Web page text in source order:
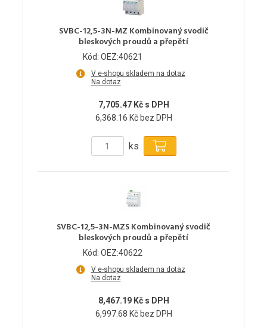
SVBC-12,5-3N-MZ Kombinovaný svodič
bleskových proudů a přepětí
Kód: OEZ:40621
V e-shopu skladem na dotaz
Na dotaz
7,705.47 Kč s DPH
6,368.16 Kč bez DPH
ks
SVBC-12,5-3N-MZS Kombinovaný svodič
bleskových proudů a přepětí
Kód: OEZ:40622
V e-shopu skladem na dotaz
Na dotaz
8,467.19 Kč s DPH
6,997.68 Kč bez DPH